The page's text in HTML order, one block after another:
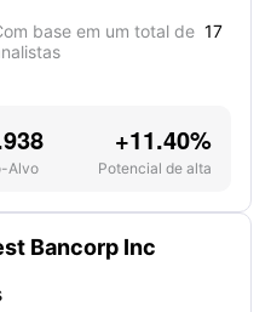
Bancorp Inc
base em um total de 17
Alvo
+11.40%
Potencial de alta